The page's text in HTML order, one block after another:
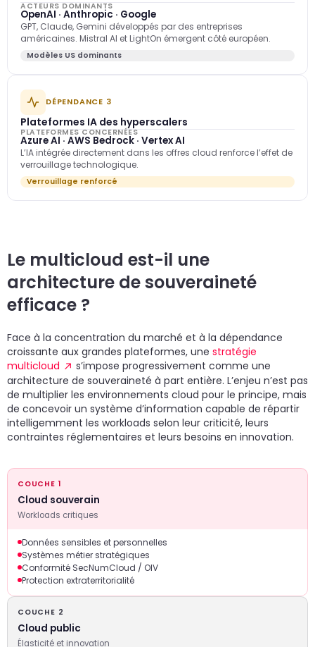
ACTEURS DOMINANTS
OpenAI · Anthropic · Google
GPT, Claude, Gemini développés par des entreprises
américaines. Mistral AI et LightOn émergent côté européen.
Modèles US dominants
DÉPENDANCE 3
Plateformes IA des hyperscalers
PLATEFORMES CONCERNÉES
Azure AI · AWS Bedrock · Vertex AI
L’IA intégrée directement dans les offres cloud renforce l’effet de
verrouillage technologique.
Verrouillage renforcé
Le multicloud est-il une
architecture de souveraineté
efficace ?
Face à la concentration du marché et à la dépendance
croissante aux grandes plateformes, une stratégie
multicloud
s’impose progressivement comme une
architecture de souveraineté à part entière. L’enjeu n’est pas
de multiplier les environnements cloud pour le principe, mais
de concevoir un système d’information capable de répartir
intelligemment les workloads selon leur criticité, leurs
contraintes réglementaires et leurs besoins en innovation.
COUCHE 1
Cloud souverain
Workloads critiques
Données sensibles et personnelles
Systèmes métier stratégiques
Conformité SecNumCloud / OIV
Protection extraterritorialité
COUCHE 2
Cloud public
Élasticité et innovation